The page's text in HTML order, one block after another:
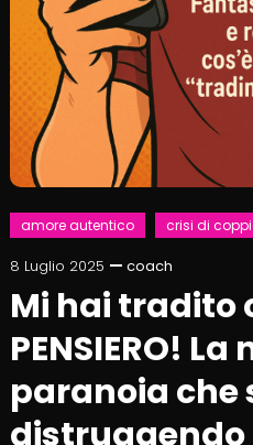
amore autentico crisi di
8 Luglio 2025 coach
Mi hai tradito
PENSIERO!
paranoia che
distruggendo